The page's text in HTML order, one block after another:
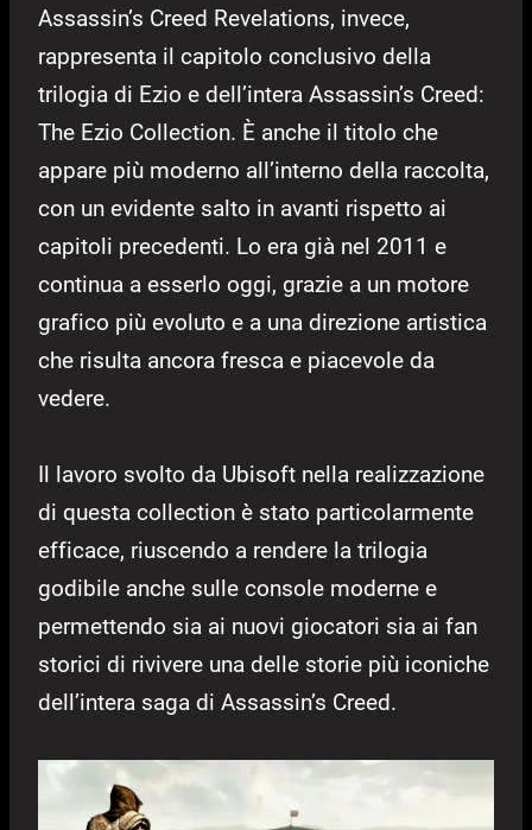
Assassin’s Creed Revelations, invece,
rappresenta il capitolo conclusivo della
trilogia di Ezio e dell’intera Assassin’s Creed:
The Ezio Collection. È anche il titolo che
appare più moderno all’interno della raccolta,
con un evidente salto in avanti rispetto ai
capitoli precedenti. Lo era già nel 2011 e
continua a esserlo oggi, grazie a un motore
grafico più evoluto e a una direzione artistica
che risulta ancora fresca e piacevole da
vedere.
Il lavoro svolto da Ubisoft nella realizzazione
di questa collection è stato particolarmente
efficace, riuscendo a rendere la trilogia
godibile anche sulle console moderne e
permettendo sia ai nuovi giocatori sia ai fan
storici di rivivere una delle storie più iconiche
dell’intera saga di Assassin’s Creed.